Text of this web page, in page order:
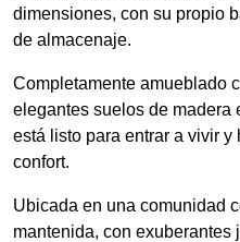
dimensiones, con su propio
de almacenaje.
Completamente amueblado
elegantes suelos de madera
está listo para entrar a vivir y
confort.
Ubicada en una comunidad
mantenida, con